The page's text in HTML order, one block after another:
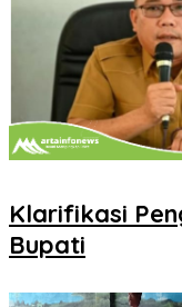
Klarifikasi
Bupati